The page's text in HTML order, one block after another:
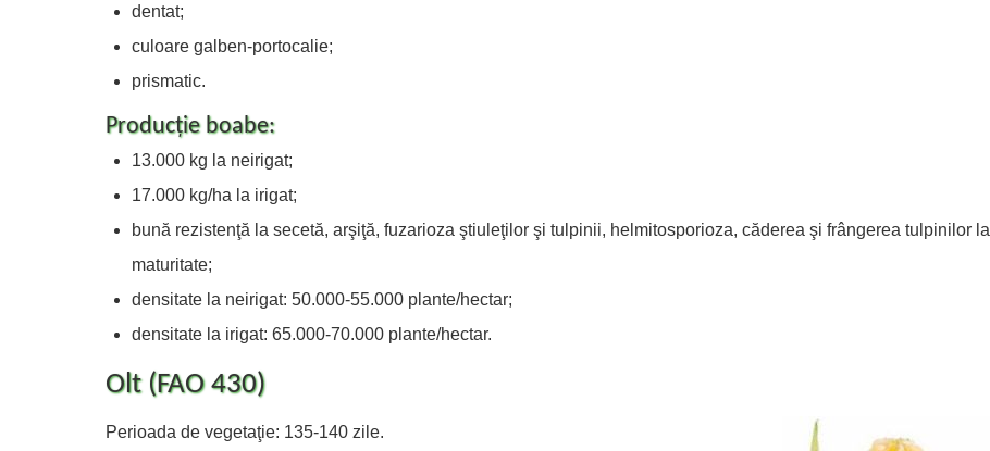
dentat;
culoare galben-portocalie;
prismatic.
Producţie boabe:
13.000 kg la neirigat;
17.000 kg/ha la irigat;
bună rezistenţă la secetă, arşiţă, fuzarioza ştiuleţilor şi tulpinii, helmitosporioza, căderea şi frângerea tulpinilor la
maturitate;
densitate la neirigat: 50.000-55.000 plante/hectar;
densitate la irigat: 65.000-70.000 plante/hectar.
Olt (FAO 430)
Perioada de vegetaţie: 135-140 zile.